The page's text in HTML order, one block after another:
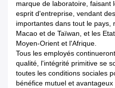
marque de laboratoire, faisant
esprit d'entreprise, vendant
importantes dans tout le pays,
Macao et de Taïwan, et les
Moyen-Orient et l'Afrique.
Tous les employés
qualité, l'intégrité primitive se
toutes les conditions sociales
bénéfice mutuel et avantageux